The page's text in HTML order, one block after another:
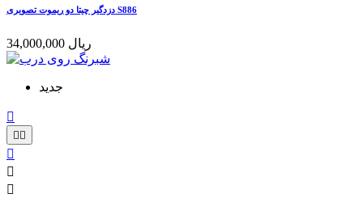
دزدگیر چیتا دو ریموت تصویری S886
34,000,000 ریال
جدید




